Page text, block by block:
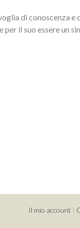
di conoscenza
il suo essere un
Il mio account |